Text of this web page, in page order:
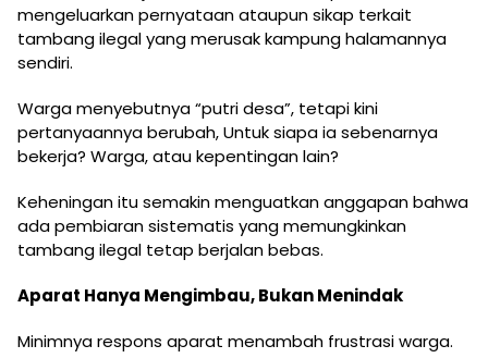
mengeluarkan pernyataan ataupun sikap terkait
tambang ilegal yang merusak kampung halamannya
sendiri.
Warga menyebutnya “putri desa”, tetapi kini
pertanyaannya berubah, Untuk siapa ia sebenarnya
bekerja? Warga, atau kepentingan lain?
Keheningan itu semakin menguatkan anggapan bahwa
ada pembiaran sistematis yang memungkinkan
tambang ilegal tetap berjalan bebas.
Aparat Hanya Mengimbau, Bukan Menindak
Minimnya respons aparat menambah frustrasi warga.